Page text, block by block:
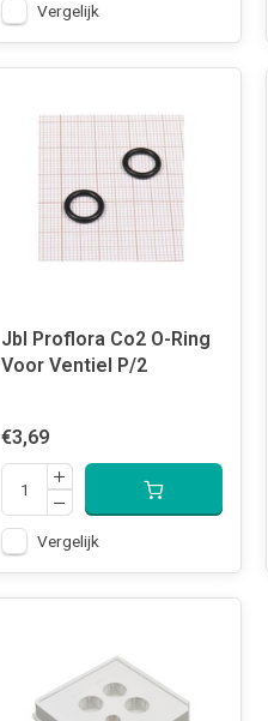
Vergelijk
Jbl Proflora Co2 O-Ring
Voor Ventiel P/2
€3,69
Vergelijk